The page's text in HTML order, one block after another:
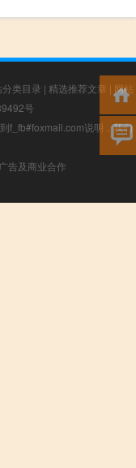
分类目录 | 精选推荐文章 | 网站
号
f_fb#foxmail.com说明，我们
告及商业合作